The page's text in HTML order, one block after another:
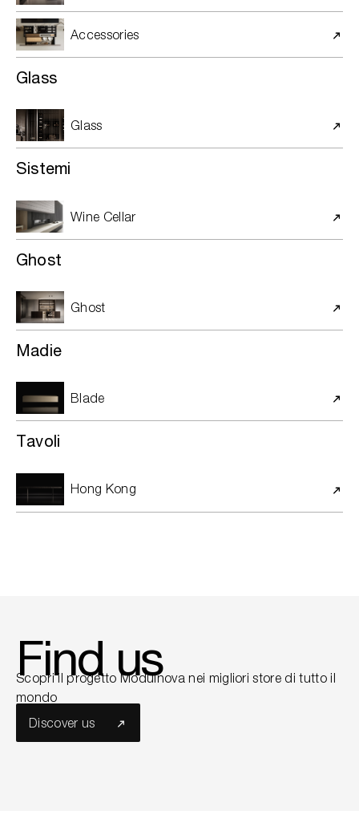
Accessories
Glass
Glass
Sistemi
Wine Cellar
Ghost
Ghost
Madie
Blade
Tavoli
Hong Kong
Find us
Scopri il progetto Modulnova nei migliori store di tutto il
mondo
Discover us